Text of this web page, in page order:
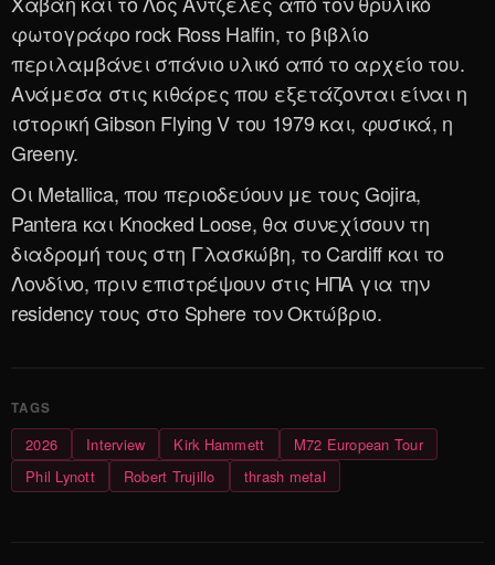
φωτογράφο rock Ross Halfin, το βιβλίο
περιλαμβάνει σπάνιο υλικό από το αρχείο του.
Ανάμεσα στις κιθάρες που εξετάζονται είναι η
ιστορική Gibson Flying V του 1979 και, φυσικά, η
Greeny.
Οι Metallica, που περιοδεύουν με τους Gojira,
Pantera και Knocked Loose, θα συνεχίσουν τη
διαδρομή τους στη Γλασκώβη, το Cardiff και το
Λονδίνο, πριν επιστρέψουν στις ΗΠΑ για την
residency τους στο Sphere τον Οκτώβριο.
2026 Interview Kirk Hammett
M72 European Tour
Phil Lynott
Robert Trujillo thrash metal